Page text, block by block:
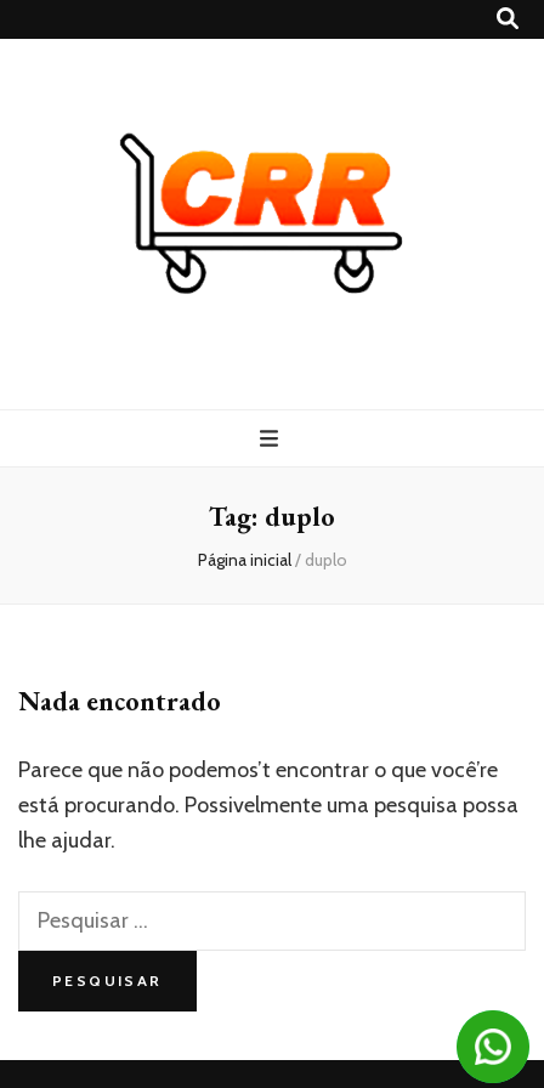
Tag: duplo
Página inicial/ duplo
Nada encontrado
Parece que não podemos’t encontrar o que você’re
está procurando. Possivelmente uma pesquisa possa
lhe ajudar.
Pesquisar